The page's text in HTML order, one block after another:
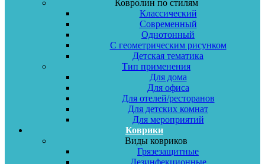
Ковролин по стилям
Классический
Современный
Однотонный
С геометрическим рисунком
Детская тематика
Тип применения
Для дома
Для офиса
Для отелей/ресторанов
Для детских комнат
Для мероприятий
Коврики
Виды ковриков
Грязезащитные
Дезинфекционные